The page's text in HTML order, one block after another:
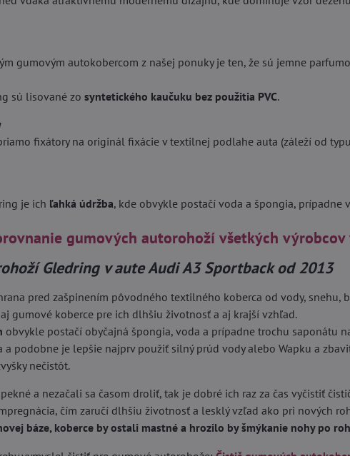
gumovým autokobercom z našej ponuky je ten, že sú jemne
sú lisované zosyntetického kaučuku bez použitia PVC.
fixátory na originál fixácie v textilnej podlahe auta (záleží od
je ich ľahká údržba, kde obvykle postačí voda a špongia, prípadne
gumových autorohoží všetkých výrobcov
Gledring v aute Audi A3 Sportback od 2013
pred zašpinením pôvodného textilného koberca od vody, snehu,
gumové koberce pre ich dlhšiu životnosť a aj krajší vzhľad.
obvykle postačí obyčajná špongia, voda a prípadne trochu saponátu
a podobne je lepšie najprv použiť silný prúd vody alebo Wapku a
nečistôt.
a nezačali sa časom droliť, tak je dobré ich raz za čas vyčistiť
čím zaručí dlhšiu životnosť a lesklý vzľad ako pri nových
báze, koberce by ostali mastné a hrozilo by šmýkanie nohy po